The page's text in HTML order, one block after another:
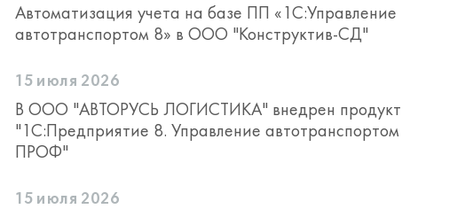
Автоматизация учета на базе ПП «1С:Управление
автотранспортом 8» в ООО "Конструктив-СД"
15 июля 2026
В ООО "АВТОРУСЬ ЛОГИСТИКА" внедрен продукт
"1С:Предприятие 8. Управление автотранспортом
ПРОФ"
15 июля 2026